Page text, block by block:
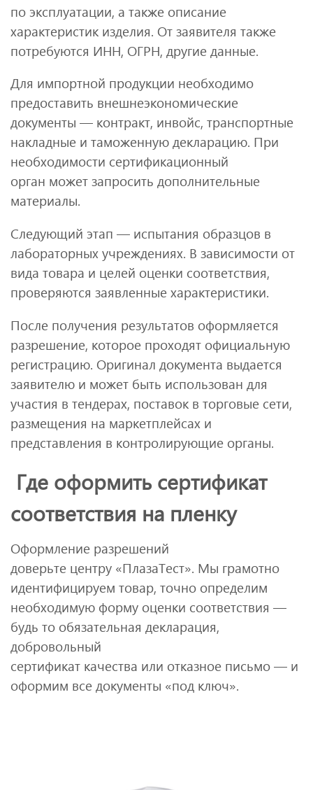
по эксплуатации, а также описание
характеристик изделия. От заявителя также
потребуются ИНН, ОГРН, другие данные.
Для импортной продукции необходимо
предоставить внешнеэкономические
документы — контракт, инвойс, транспортные
накладные и таможенную декларацию. При
необходимости сертификационный
орган может запросить дополнительные
материалы.
Следующий этап — испытания образцов в
лабораторных учреждениях. В зависимости от
вида товара и целей оценки соответствия,
проверяются заявленные характеристики.
После получения результатов оформляется
разрешение, которое проходят официальную
регистрацию. Оригинал документа выдается
заявителю и может быть использован для
участия в тендерах, поставок в торговые сети,
размещения на маркетплейсах и
представления в контролирующие органы.
Где оформить сертификат
соответствия на пленку
Оформление разрешений
доверьте центру «ПлазаТест». Мы грамотно
идентифицируем товар, точно определим
необходимую форму оценки соответствия —
будь то обязательная декларация,
добровольный
сертификат качества или отказное письмо — и
оформим все документы «под ключ».